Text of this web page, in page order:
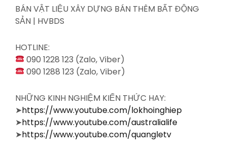
BÁN VẬT LIỆU XÂY DỰNG BÁN THÊM BẤT ĐỘNG
SẢN | HVBDS
HOTLINE:
090 1228 123 (Zalo, Viber)
090 1288 123 (Zalo, Viber)
NHỮNG KINH NGHIỆM KIẾN THỨC HAY:
➤https://www.youtube.com/lokhoinghiep
➤https://www.youtube.com/australialife
➤https://www.youtube.com/quangletv